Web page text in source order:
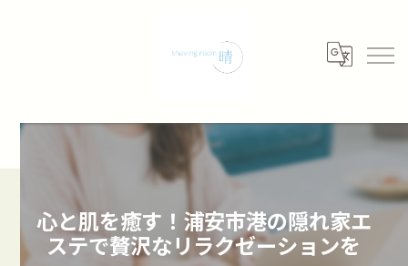
心と肌を癒す！浦安市港の隠れ家エ
ステで贅沢なリラクゼーションを